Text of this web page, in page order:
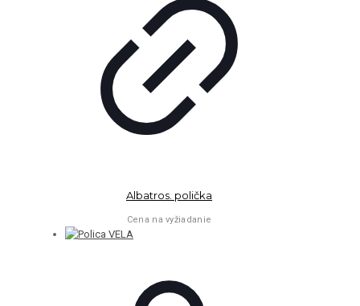
Albatros. polička
Cena na vyžiadanie